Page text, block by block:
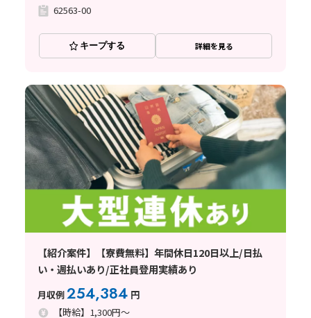
62563-00
キープする 詳細を見る
【紹介案件】【寮費無料】年間休日120日以上/日払
い・週払いあり/正社員登用実績あり
月収例254,384 円
【時給】1,300円～